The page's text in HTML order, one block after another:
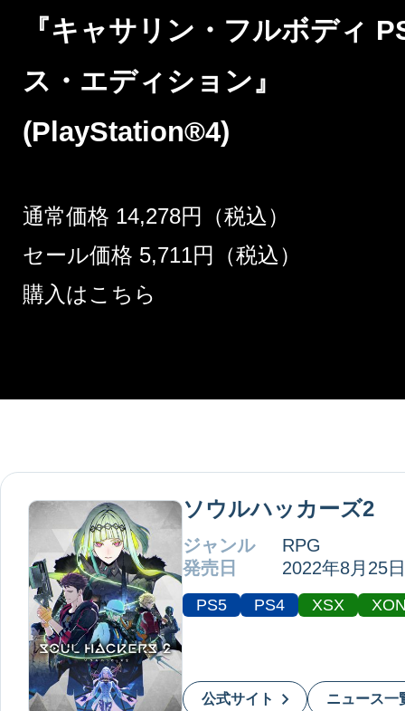
『キャサリン・フルボディ
ス・エディション』
(PlayStation®4)
通常価格 14,278円（税込）
セール価格 5,711円（税込）
購入はこちら
ソウルハッカーズ2
ジャンル
RPG
発売日
2022年8月25日
PS5 PS4 XSX
公式サイト ニュース一